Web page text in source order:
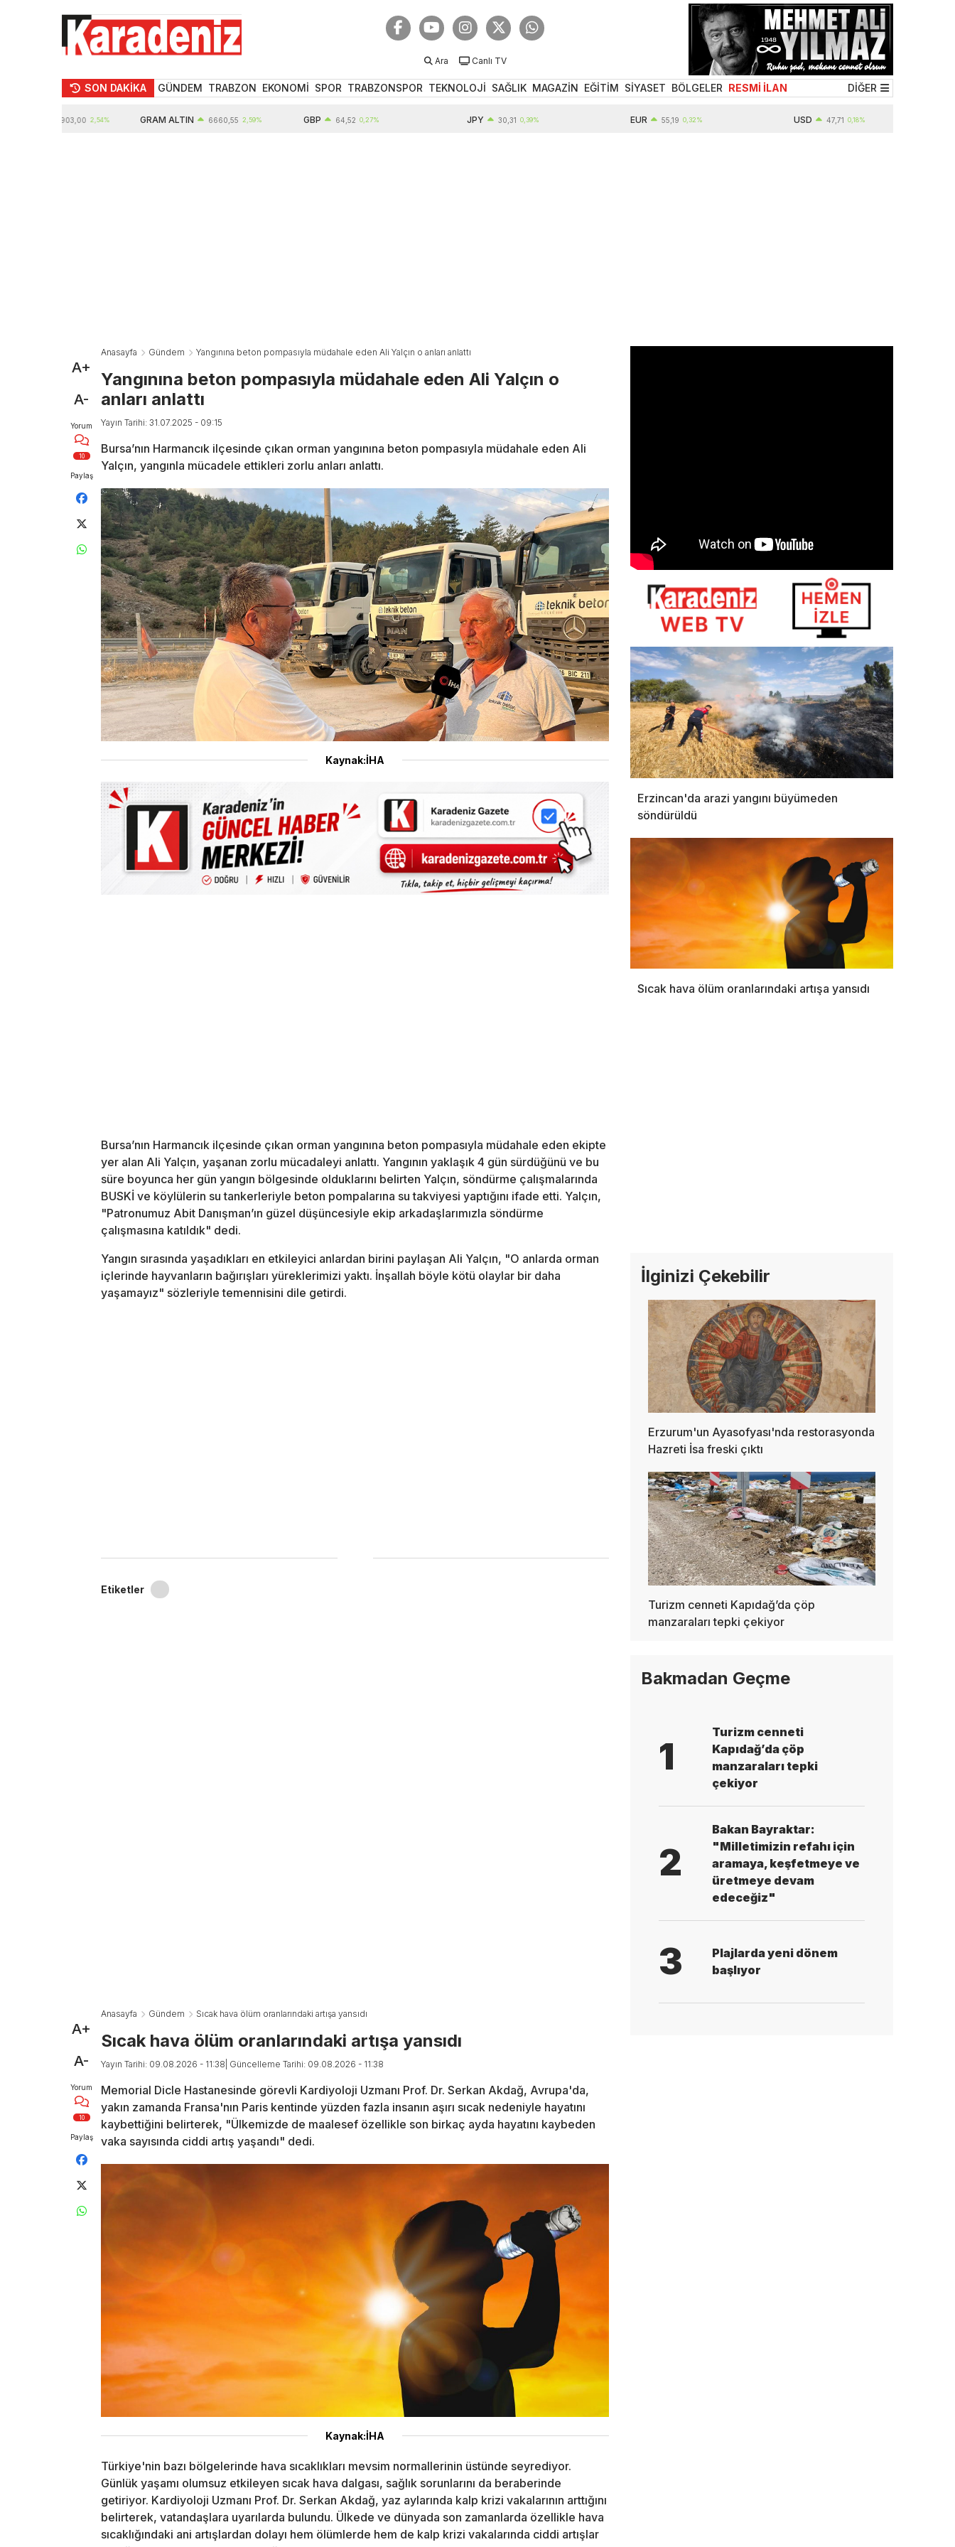
Ara Canlı TV
SON DAKİKA GÜNDEM TRABZON EKONOMİ SPOR TRABZONSPOR TEKNOLOJİ SAĞLIK MAGAZİN EĞİTİM SİYASET BÖLGELER RESMİ İLAN DİĞER
2,54% GRAM ALTIN 6660,55 2,59% 64,52 0,27% 30,31 0,39% 55,19 0,32% 47,71 0,18%
A+
A-
Yorum
10
Paylaş
Anasayfa Gündem Yangınına beton pompasıyla müdahale eden Ali Yalçın o anları anlattı
Yangınına beton pompasıyla müdahale eden Ali Yalçın o
anları anlattı
Yayın Tarihi: 31.07.2025 - 09:15
Bursa’nın Harmancık ilçesinde çıkan orman yangınına beton pompasıyla müdahale eden Ali
Yalçın, yangınla mücadele ettikleri zorlu anları anlattı.
Kaynak:İHA
Bursa’nın Harmancık ilçesinde çıkan orman yangınına beton pompasıyla müdahale eden ekipte
yer alan Ali Yalçın, yaşanan zorlu mücadaleyi anlattı. Yangının yaklaşık 4 gün sürdüğünü ve bu
süre boyunca her gün yangın bölgesinde olduklarını belirten Yalçın, söndürme çalışmalarında
BUSKİ ve köylülerin su tankerleriyle beton pompalarına su takviyesi yaptığını ifade etti. Yalçın,
"Patronumuz Abit Danışman’ın güzel düşüncesiyle ekip arkadaşlarımızla söndürme
çalışmasına katıldık" dedi.
Yangın sırasında yaşadıkları en etkileyici anlardan birini paylaşan Ali Yalçın, "O anlarda orman
içlerinde hayvanların bağırışları yüreklerimizi yaktı. İnşallah böyle kötü olaylar bir daha
yaşamayız" sözleriyle temennisini dile getirdi.
Etiketler
A+
A-
Yorum
10
Paylaş
Anasayfa Gündem Sıcak hava ölüm oranlarındaki artışa yansıdı
Sıcak hava ölüm oranlarındaki artışa yansıdı
Yayın Tarihi: 09.08.2026 - 11:38 | Güncelleme Tarihi: 09.08.2026 - 11:38
Memorial Dicle Hastanesinde görevli Kardiyoloji Uzmanı Prof. Dr. Serkan Akdağ, Avrupa'da,
yakın zamanda Fransa'nın Paris kentinde yüzden fazla insanın aşırı sıcak nedeniyle hayatını
kaybettiğini belirterek, "Ülkemizde de maalesef özellikle son birkaç ayda hayatını kaybeden
vaka sayısında ciddi artış yaşandı" dedi.
Kaynak:İHA
Türkiye'nin bazı bölgelerinde hava sıcaklıkları mevsim normallerinin üstünde seyrediyor.
Günlük yaşamı olumsuz etkileyen sıcak hava dalgası, sağlık sorunlarını da beraberinde
getiriyor. Kardiyoloji Uzmanı Prof. Dr. Serkan Akdağ, yaz aylarında kalp krizi vakalarının arttığını
belirterek, vatandaşlara uyarılarda bulundu. Ülkede ve dünyada son zamanlarda özellikle hava
sıcaklığındaki ani artışlardan dolayı hem ölümlerde hem de kalp krizi vakalarında ciddi artışlar
Erzincan'da arazi yangını büyümeden
söndürüldü
Sıcak hava ölüm oranlarındaki artışa yansıdı
İlginizi Çekebilir
Erzurum'un Ayasofyası'nda restorasyonda
Hazreti İsa freski çıktı
Turizm cenneti Kapıdağ’da çöp
manzaraları tepki çekiyor
Bakmadan Geçme
1
Turizm cenneti
Kapıdağ’da çöp
manzaraları tepki
çekiyor
2
Bakan Bayraktar:
"Milletimizin refahı için
aramaya, keşfetmeye ve
üretmeye devam
edeceğiz"
3
Plajlarda yeni dönem
başlıyor